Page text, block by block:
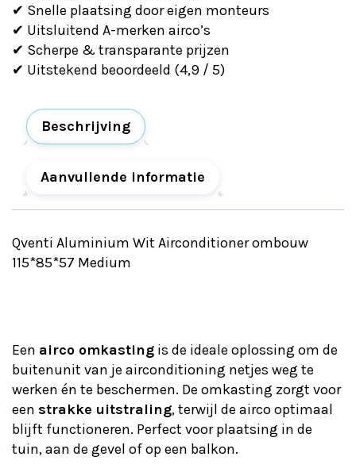
✔ Snelle plaatsing door eigen monteurs
✔ Uitsluitend A-merken airco’s
✔ Scherpe & transparante prijzen
✔ Uitstekend beoordeeld (4,9 / 5)
Beschrijving
Aanvullende informatie
Qventi Aluminium Wit Airconditioner ombouw
115*85*57 Medium
Een airco omkasting is de ideale oplossing om de
buitenunit van je airconditioning netjes weg te
werken én te beschermen. De omkasting zorgt voor
een strakke uitstraling, terwijl de airco optimaal
blijft functioneren. Perfect voor plaatsing in de
tuin, aan de gevel of op een balkon.